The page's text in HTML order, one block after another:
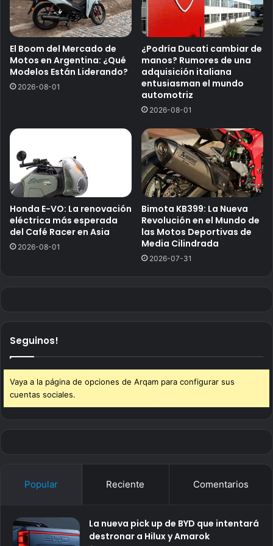
El Boom del Mercado de
Motos en Argentina: ¿Qué
Modelos Están Liderando?
2026-08-01
¿Podría Ducati cambiar de
manos? Rumores de una
adquisición italiana
entusiasman el mundo
automotriz
2026-08-01
Honda E-VO: La renovación
eléctrica más esperada
del Café Racer en Asia
2026-08-01
Bimota KB399: La Nueva
Revolución en el Mundo de
las Motos Deportivas de
Media Cilindrada
2026-07-31
Seguinos!
Vaya a la página de opciones de Arqam para configurar sus
cuentas sociales.
Popular Reciente Comentarios
La nueva pick up de BYD que intentará
destronar a Hilux y Amarok